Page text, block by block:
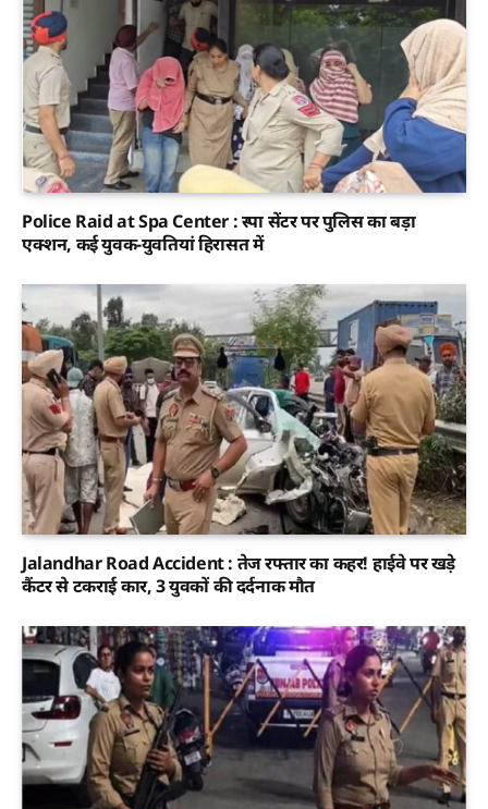
Police Raid at Spa Center : स्पा सेंटर पर पुलिस का बड़ा
एक्शन, कई युवक-युवतियां हिरासत में
Jalandhar Road Accident : तेज रफ्तार का कहर! हाईवे पर खड़े
कैंटर से टकराई कार, 3 युवकों की दर्दनाक मौत